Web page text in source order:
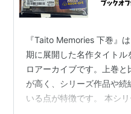
『Taito Memories 下巻』
期に展開した名作タイトル
ロアーカイブです。上巻
が高く、シリーズ作品や
いる点が特徴です。 本シ